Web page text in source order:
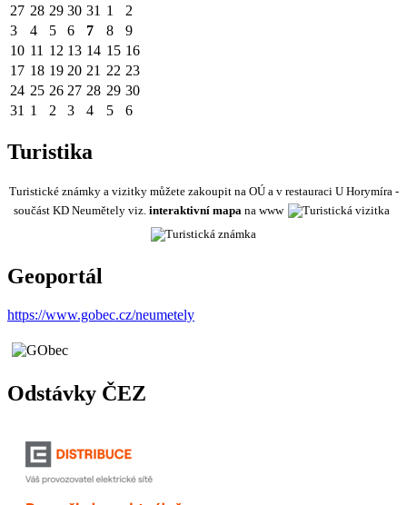
27 28 29 30 31 1
2
3
4 5 6 7 8
9
10 11 12 13 14 15 16
17 18 19 20 21 22 23
24 25 26 27 28 29 30
31 1 2 3 4 5 6
Turistika
Turistické známky a vizitky můžete zakoupit na OÚ a v restauraci U Horymíra -
součást KD Neumětely viz. interaktivní mapa na www
Geoportál
https://www.gobec.cz/neumetely
Odstávky ČEZ